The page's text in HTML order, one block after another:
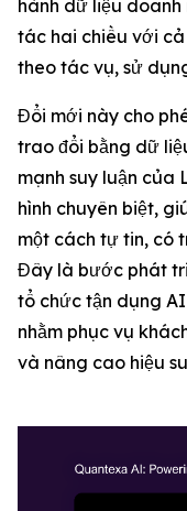
hành dữ liệu
tác hai chiều với
theo tác vụ, sử
Đổi mới này cho
trao đổi bằng dữ
mạnh suy luận của
hình chuyên biệt,
một cách tự tin, có
Đây là bước phát
tổ chức tận dụng
nhằm phục vụ
và nâng cao hiệu